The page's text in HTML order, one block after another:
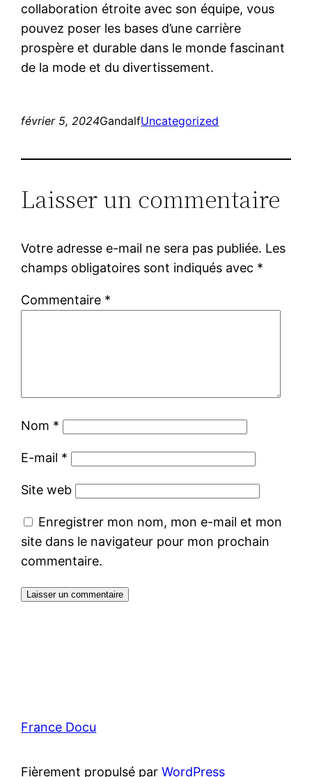
collaboration étroite avec son équipe, vous
pouvez poser les bases d’une carrière
prospère et durable dans le monde fascinant
de la mode et du divertissement.
février 5, 2024GandalfUncategorized
Laisser un commentaire
Votre adresse e-mail ne sera pas publiée. Les
champs obligatoires sont indiqués avec *
Commentaire *
Nom *
E-mail *
Site web
Enregistrer mon nom, mon e-mail et mon
site dans le navigateur pour mon prochain
commentaire.
France Docu
Fièrement propulsé parWordPress